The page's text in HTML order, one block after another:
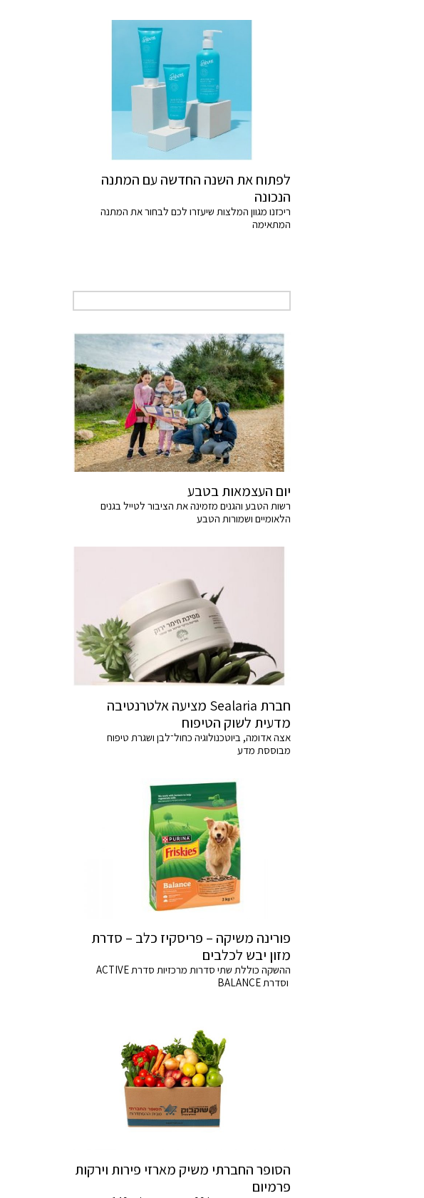
לפתוח את השנה החדשה עם המתנה
הנכונה
ריכזנו מגוון המלצות שיעזרו לכם לבחור את המתנה
המתאימה
יום העצמאות בטבע
רשות הטבע והגנים מזמינה את הציבור לטייל בגנים
הלאומיים ושמורות הטבע
חברת Sealaria מציעה אלטרנטיבה
מדעית לשוק הטיפוח
אצה אדומה, ביוטכנולוגיה כחול־לבן ושגרת טיפוח
מבוססת מדע
פורינה משיקה – פריסקיז כלב – סדרת
מזון יבש לכלבים
ההשקה כוללת שתי סדרות מרכזיות סדרת ACTIVE
וסדרת BALANCE
הסופר החברתי משיק מארזי פירות וירקות
פרמיום